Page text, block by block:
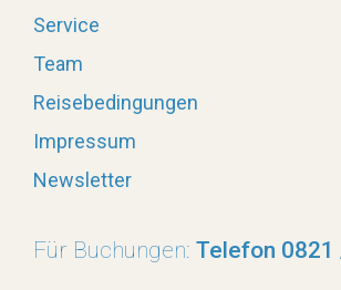
Service
Team
Reisebedingungen
Impressum
Newsletter
Für Buchungen: Telefon